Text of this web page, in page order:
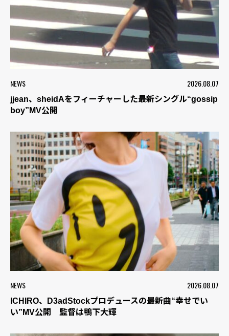
NEWS 2026.08.07
jjean、sheidAをフィーチャーした最新シングル“gossip
boy”MV公開
NEWS 2026.08.07
ICHIRO、D3adStockプロデュースの最新曲“幸せでい
い”MV公開 監督は鴨下大輝